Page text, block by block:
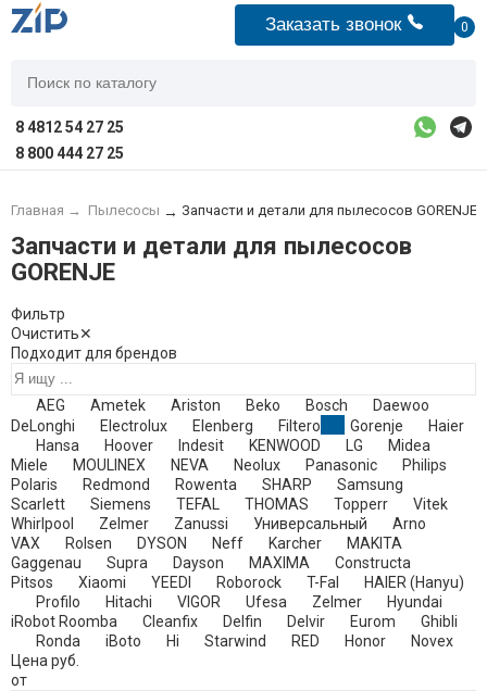
Заказать звонок 0
8 4812 54 27 25
8 800 444 27 25
Главная → Пылесосы → Запчасти и детали для пылесосов GORENJE
Запчасти и детали для пылесосов
GORENJE
Фильтр
Очистить✕
Подходит для брендов
AEG Ametek Ariston Beko Bosch
Daewoo
DeLonghi
Electrolux Elenberg Filtero Gorenje
Haier
Hansa
Hoover Indesit KENWOOD LG
Midea
Miele
MOULINEX NEVA Neolux Panasonic
Philips
Polaris
Redmond Rowenta SHARP
Samsung
Scarlett
Siemens TEFAL THOMAS Topperr
Vitek
Whirlpool
Zelmer Zanussi Универсальный
Arno
VAX
Rolsen DYSON Neff Karcher
MAKITA
Gaggenau
Supra Dayson MAXIMA
Constructa
Pitsos
Xiaomi YEEDI Roborock T-Fal
HAIER (Hanyu)
Profilo
Hitachi VIGOR Ufesa Zelmer​
Hyundai
iRobot Roomba
Cleanfix Delfin Delvir Eurom
Ghibli
Ronda
iBoto Hi Starwind RED Honor
Novex
Цена руб.
от